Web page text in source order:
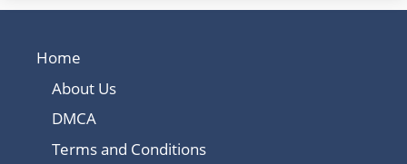
Home
About Us
DMCA
Terms and Conditions